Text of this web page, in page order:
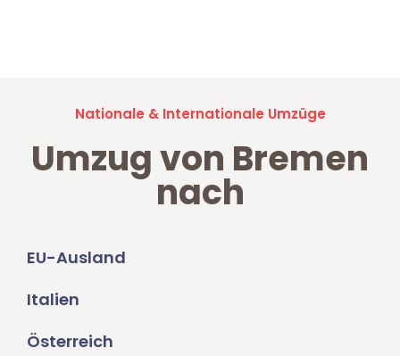
Nationale & Internationale Umzüge
Umzug von Bremen
nach
EU-Ausland
Italien
Österreich